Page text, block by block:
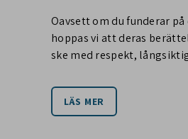
Oavsett om du funderar
hoppas vi att deras
ske med respekt,
LÄS MER